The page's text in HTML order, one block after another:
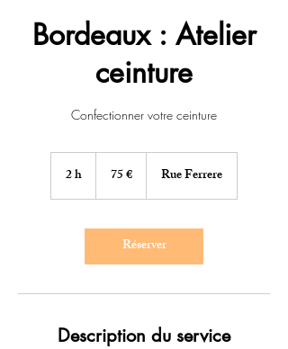
Bordeaux : Atelier
ceinture
Confectionner votre ceinture
2 h
h
euros75 € Rue Ferrere
Réserver
Description du service